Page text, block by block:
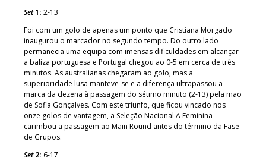
Set1: 2-13
Foi com um golo de apenas um ponto que Cristiana Morgado
inaugurou o marcador no segundo tempo. Do outro lado
permanecia uma equipa com imensas dificuldades em alcançar
a baliza portuguesa e Portugal chegou ao 0-5 em cerca de três
minutos. As australianas chegaram ao golo, mas a
superioridade lusa manteve-se e a diferença ultrapassou a
marca da dezena à passagem do sétimo minuto (2-13) pela mão
de Sofia Gonçalves. Com este triunfo, que ficou vincado nos
onze golos de vantagem, a Seleção Nacional A Feminina
carimbou a passagem ao Main Round antes do término da Fase
de Grupos.
Set2: 6-17